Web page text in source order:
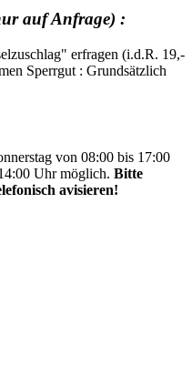
auf Anfrage) :
erfragen (i.d.R. 19,-
Sperrgut : Grundsätzlich
von 08:00 bis 17:00
Uhr möglich. Bitte
avisieren!